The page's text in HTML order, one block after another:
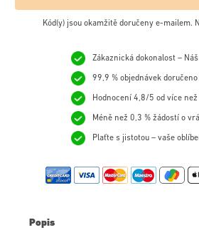
Kód(y) jsou okamžitě doručeny e-mailem.
Zákaznická dokonalost –
99,9 % objednávek
Hodnocení 4,8/5 od více
Méně než 0,3 % žádostí o
Plaťte s jistotou – vaše
Popis